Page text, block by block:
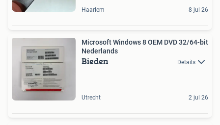
Haarlem 8 jul 26
Microsoft Windows 8 OEM DVD 32/64-bit
Nederlands
Bieden Details
Utrecht 2 jul 26